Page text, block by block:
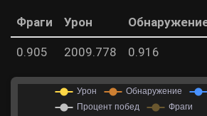
Фраги Урон
0.905 2009.778 0.916